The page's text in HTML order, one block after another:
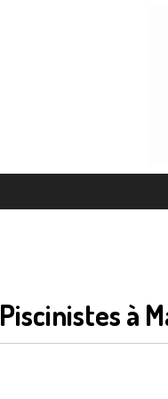
Piscinistes à